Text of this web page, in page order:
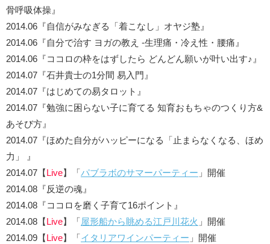
骨呼吸体操』
2014.06『自信がみなぎる「着こなし」オヤジ塾』
2014.06『自分で治す ヨガの教え -生理痛・冷え性・腰痛』
2014.06『ココロの枠をはずしたら どんどん願いが叶い出す♪』
2014.07『石井貴士の1分間 易入門』
2014.07『はじめての易タロット』
2014.07『勉強に困らない子に育てる 知育おもちゃのつくり方&
あそび方』
2014.07『ほめた自分がハッピーになる「止まらなくなる、ほめ
力」 』
2014.07【Live】「パブラボのサマーパーティー 」開催
2014.08『反逆の魂』
2014.08『ココロを磨く子育て16ポイント』
2014.08【Live】「屋形船から眺める江戸川花火 」開催
2014.09【Live】「イタリアワインパーティー 」開催